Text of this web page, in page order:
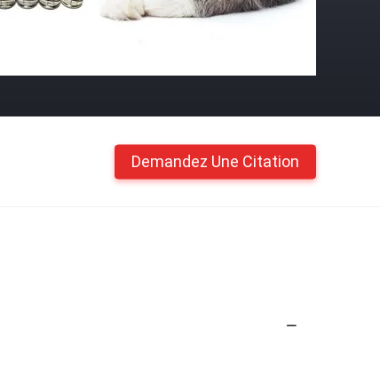
Demandez Une Citation